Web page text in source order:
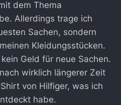
dem Thema
Allerdings trage ich
Sachen, sondern
Kleidungsstücken.
Geld für neue Sachen.
wirklich längerer Zeit
von Hilfiger, was ich
habe.